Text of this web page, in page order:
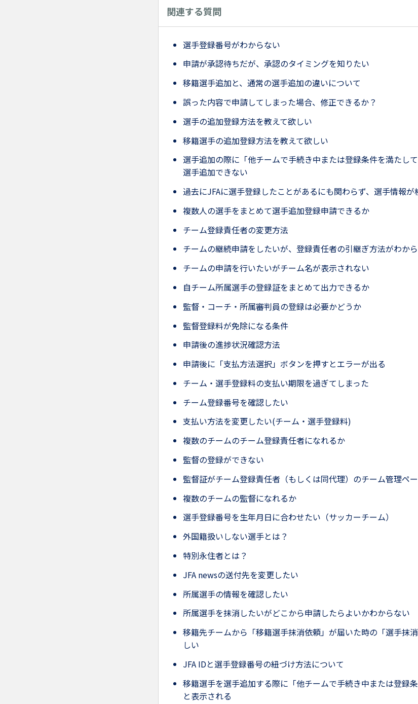
関連する質問
選手登録番号がわからない
申請が承認待ちだが、承認のタイミングを知りたい
移籍選手追加と、通常の選手追加の違いについて
誤った内容で申請してしまった場合、修正できるか？
選手の追加登録方法を教えて欲しい
移籍選手の追加登録方法を教えて欲しい
選手追加の際に「他チームで手続き中または登録条件を満たし
選手追加できない
過去にJFAに選手登録したことがあるにも関わらず、選手情報が
複数人の選手をまとめて選手追加登録申請できるか
チーム登録責任者の変更方法
チームの継続申請をしたいが、登録責任者の引継ぎ方法がわか
チームの申請を行いたいがチーム名が表示されない
自チーム所属選手の登録証をまとめて出力できるか
監督・コーチ・所属審判員の登録は必要かどうか
監督登録料が免除になる条件
申請後の進捗状況確認方法
申請後に「支払方法選択」ボタンを押すとエラーが出る
チーム・選手登録料の支払い期限を過ぎてしまった
チーム登録番号を確認したい
支払い方法を変更したい(チーム・選手登録料)
複数のチームのチーム登録責任者になれるか
監督の登録ができない
監督証がチーム登録責任者（もしくは同代理）のチーム管理ペ
複数のチームの監督になれるか
選手登録番号を生年月日に合わせたい（サッカーチーム）
外国籍扱いしない選手とは？
特別永住者とは？
JFA newsの送付先を変更したい
所属選手の情報を確認したい
所属選手を抹消したいがどこから申請したらよいかわからない
移籍先チームから「移籍選手抹消依頼」が届いた時の「選手抹
しい
JFA IDと選手登録番号の紐づけ方法について
移籍選手を選手追加する際に「他チームで手続き中または登録
と表示される